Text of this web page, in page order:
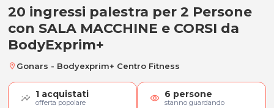
20 ingressi per 2 Persone SALA
20 ingressi palestra per 2 Persone
con SALA MACCHINE e CORSI da
BodyExprim+
location_on Gonars - Bodyexprim+ Centro Fitness
1 acquistati
offerta popolare visibility 6 persone
stanno guardando